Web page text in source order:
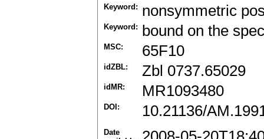
Keyword: nonsymmetric
Keyword: bound on the
MSC: 65F10
idZBL: Zbl 0737.65029
idMR: MR1093480
DOI: 10.21136/
Date